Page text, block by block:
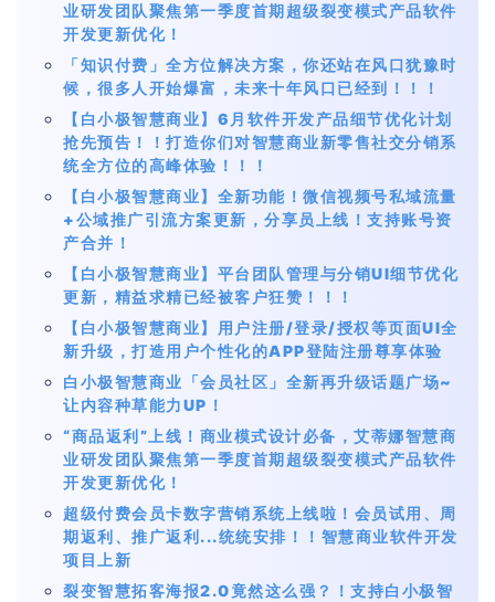
业研发团队聚焦第一季度首期超级裂变模式产品软件
开发更新优化！
「知识付费」全方位解决方案，你还站在风口犹豫时
候，很多人开始爆富，未来十年风口已经到！！！
【白小极智慧商业】6月软件开发产品细节优化计划
抢先预告！！打造你们对智慧商业新零售社交分销系
统全方位的高峰体验！！！
【白小极智慧商业】全新功能！微信视频号私域流量
+公域推广引流方案更新，分享员上线！支持账号资
产合并！
【白小极智慧商业】平台团队管理与分销UI细节优化
更新，精益求精已经被客户狂赞！！！
【白小极智慧商业】用户注册/登录/授权等页面UI全
新升级，打造用户个性化的APP登陆注册尊享体验
白小极智慧商业「会员社区」全新再升级话题广场~
让内容种草能力UP！
“商品返利”上线！商业模式设计必备，艾蒂娜智慧商
业研发团队聚焦第一季度首期超级裂变模式产品软件
开发更新优化！
超级付费会员卡数字营销系统上线啦！会员试用、周
期返利、推广返利...统统安排！！智慧商业软件开发
项目上新
裂变智慧拓客海报2.0竟然这么强？！支持白小极智